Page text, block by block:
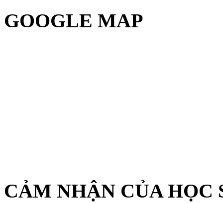
GOOGLE MAP
CẢM NHẬN CỦA HỌC